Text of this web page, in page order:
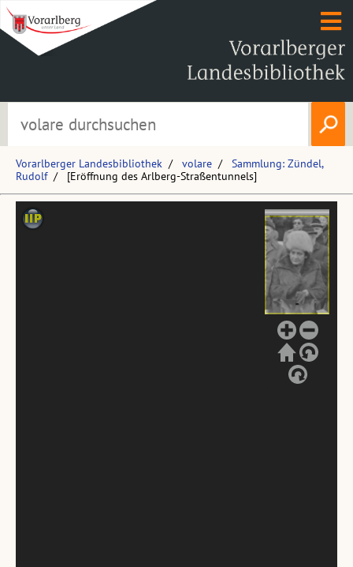
Vorarlberger Landesbibliothek volare
Sammlung: Zündel,
Rudolf
[Eröffnung des Arlberg-Straßentunnels]